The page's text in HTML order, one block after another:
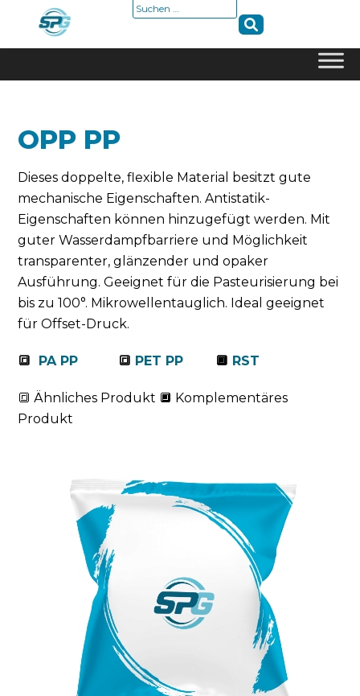
content
Suche
OPP PP
Dieses doppelte, flexible Material besitzt gute
mechanische Eigenschaften. Antistatik-
Eigenschaften können hinzugefügt werden. Mit
guter Wasserdampfbarriere und Möglichkeit
transparenter, glänzender und opaker
Ausführung. Geeignet für die Pasteurisierung bei
bis zu 100°. Mikrowellentauglich. Ideal geeignet
für Offset-Druck.
🔳 PA PP 🔳 PET PP 🔲 RST
🔳 Ähnliches Produkt 🔲 Komplementäres
Produkt